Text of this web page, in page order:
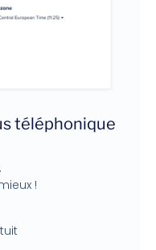
téléphonique
!